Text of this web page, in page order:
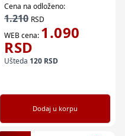
Cena na odloženo:
1.210 RSD
WEB cena: 1.090
RSD
Ušteda 120 RSD
Dodaj u korpu